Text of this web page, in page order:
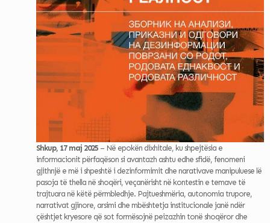
Shkup, 17 maj 2025 – Në epokën dixhitale, ku shpejtësia e
informacionit përfaqëson si avantazh ashtu edhe sfidë, fenomeni
gjithnjë e më i shpeshtë i dezinformimit dhe narativave manipuluese lë
pasoja të thella në shoqëri, veçanërisht në kontestin e temave të
trajtuara në këtë përmbledhje. Pajtueshmëria, autonomia trupore,
narrativat gjinore, arsimi dhe mbështetja institucionale janë ndër
çështjet kryesore që sot formësojnë peizazhin tonë shoqëror dhe